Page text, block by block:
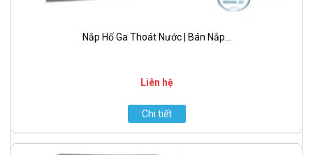
Nắp Hố Ga Thoát Nước | Bán Nắp...
Liên hệ
Chi tiết